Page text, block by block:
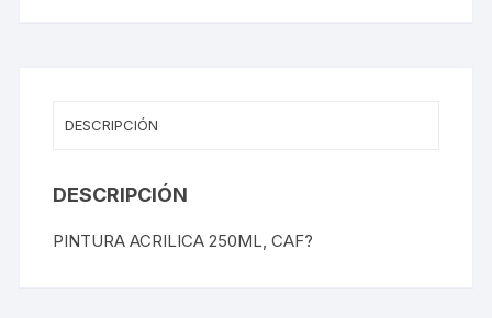
DESCRIPCIÓN
DESCRIPCIÓN
PINTURA ACRILICA 250ML, CAF?